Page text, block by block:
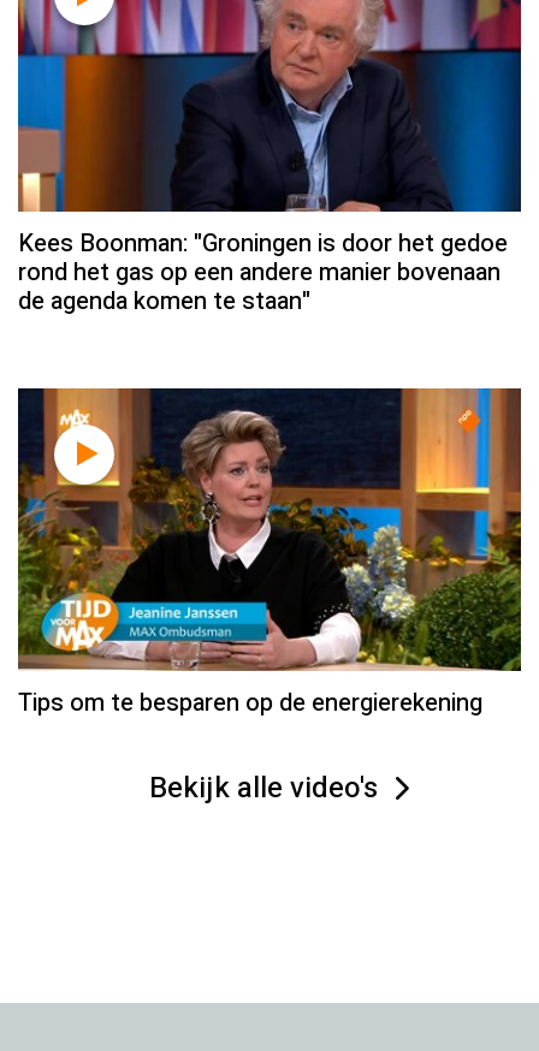
Kees Boonman: "Groningen is door het gedoe
rond het gas op een andere manier bovenaan
de agenda komen te staan"
Tips om te besparen op de energierekening
Bekijk alle video's